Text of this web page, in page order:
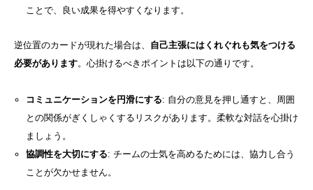
ことで、良い成果を得やすくなります。
逆位置のカードが現れた場合は、 自己主張にはくれぐれも気をつける
必要があります。心掛けるべきポイントは以下の通りです。
コミュニケーションを円滑にする: 自分の意見を押し通すと、周囲
との関係がぎくしゃくするリスクがあります。柔軟な対話を心掛け
ましょう。
協調性を大切にする: チームの士気を高めるためには、協力し合う
ことが欠かせません。